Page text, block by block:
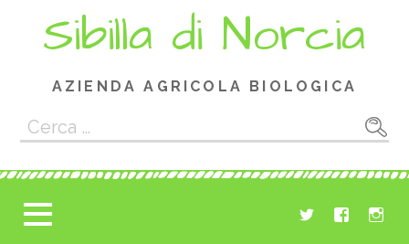
Sibilla di Norcia
AZIENDA AGRICOLA BIOLOGICA
Ricerca
per: